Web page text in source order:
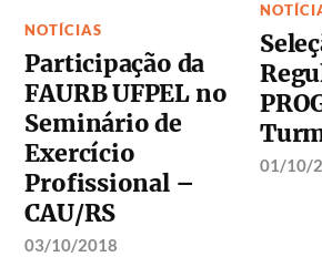
NOTÍCIAS
Participação da
FAURB UFPEL no
Seminário de
Exercício
Profissional –
CAU/RS
03/10/2018
01/10/